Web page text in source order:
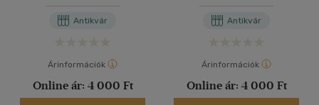
Antikvár
Árinformációk
Online ár: 4 000 Ft
Antikvár
Árinformációk
Online ár: 4 000 Ft